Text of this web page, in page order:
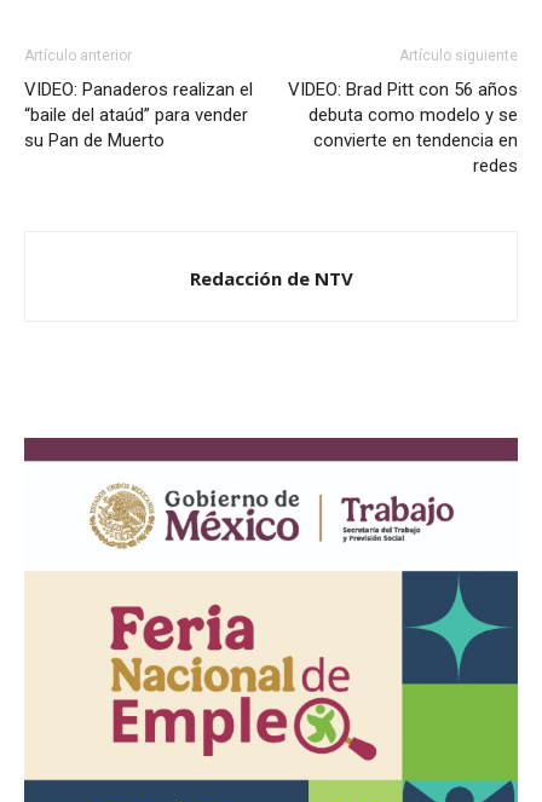
Artículo anterior
VIDEO: Panaderos realizan el
“baile del ataúd” para vender
su Pan de Muerto
Artículo siguiente
VIDEO: Brad Pitt con 56 años
debuta como modelo y se
convierte en tendencia en
redes
Redacción de NTV